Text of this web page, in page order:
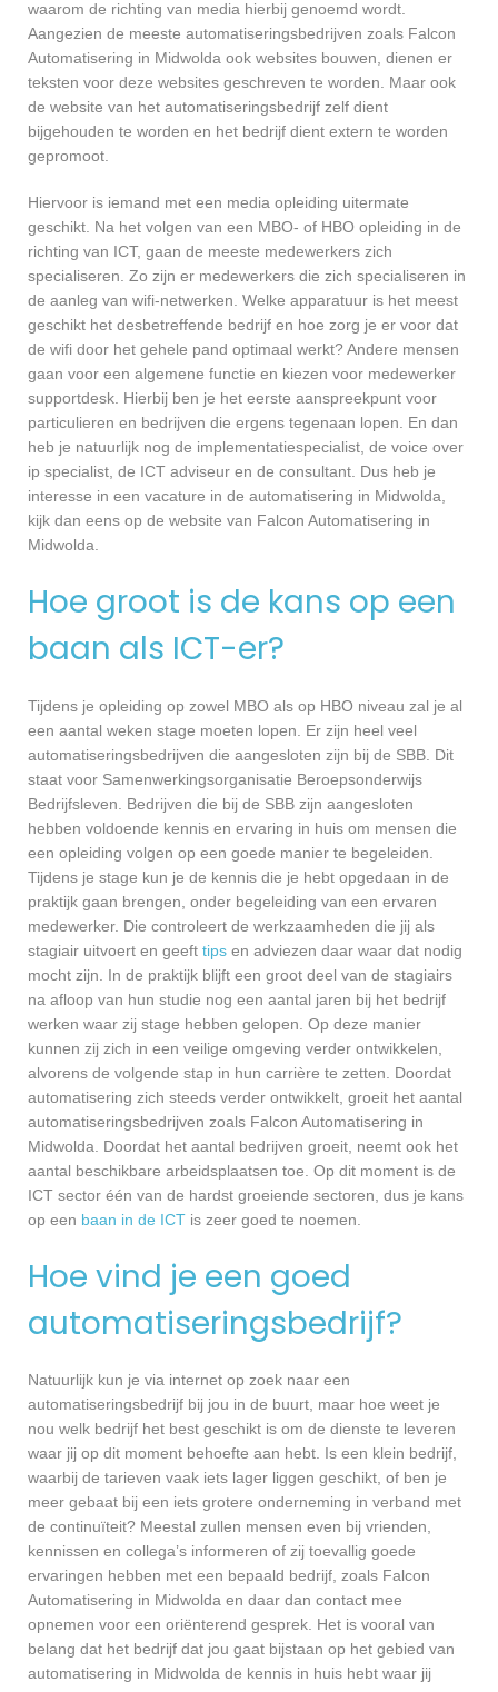
waarom de richting van media hierbij genoemd wordt.
Aangezien de meeste automatiseringsbedrijven zoals Falcon
Automatisering in Midwolda ook websites bouwen, dienen er
teksten voor deze websites geschreven te worden. Maar ook
de website van het automatiseringsbedrijf zelf dient
bijgehouden te worden en het bedrijf dient extern te worden
gepromoot.
Hiervoor is iemand met een media opleiding uitermate
geschikt. Na het volgen van een MBO- of HBO opleiding in de
richting van ICT, gaan de meeste medewerkers zich
specialiseren. Zo zijn er medewerkers die zich specialiseren in
de aanleg van wifi-netwerken. Welke apparatuur is het meest
geschikt het desbetreffende bedrijf en hoe zorg je er voor dat
de wifi door het gehele pand optimaal werkt? Andere mensen
gaan voor een algemene functie en kiezen voor medewerker
supportdesk. Hierbij ben je het eerste aanspreekpunt voor
particulieren en bedrijven die ergens tegenaan lopen. En dan
heb je natuurlijk nog de implementatiespecialist, de voice over
ip specialist, de ICT adviseur en de consultant. Dus heb je
interesse in een vacature in de automatisering in Midwolda,
kijk dan eens op de website van Falcon Automatisering in
Midwolda.
Hoe groot is de kans op een
baan als ICT-er?
Tijdens je opleiding op zowel MBO als op HBO niveau zal je al
een aantal weken stage moeten lopen. Er zijn heel veel
automatiseringsbedrijven die aangesloten zijn bij de SBB. Dit
staat voor Samenwerkingsorganisatie Beroepsonderwijs
Bedrijfsleven. Bedrijven die bij de SBB zijn aangesloten
hebben voldoende kennis en ervaring in huis om mensen die
een opleiding volgen op een goede manier te begeleiden.
Tijdens je stage kun je de kennis die je hebt opgedaan in de
praktijk gaan brengen, onder begeleiding van een ervaren
medewerker. Die controleert de werkzaamheden die jij als
stagiair uitvoert en geeft tips en adviezen daar waar dat nodig
mocht zijn. In de praktijk blijft een groot deel van de stagiairs
na afloop van hun studie nog een aantal jaren bij het bedrijf
werken waar zij stage hebben gelopen. Op deze manier
kunnen zij zich in een veilige omgeving verder ontwikkelen,
alvorens de volgende stap in hun carrière te zetten. Doordat
automatisering zich steeds verder ontwikkelt, groeit het aantal
automatiseringsbedrijven zoals Falcon Automatisering in
Midwolda. Doordat het aantal bedrijven groeit, neemt ook het
aantal beschikbare arbeidsplaatsen toe. Op dit moment is de
ICT sector één van de hardst groeiende sectoren, dus je kans
op een baan in de ICT is zeer goed te noemen.
Hoe vind je een goed
automatiseringsbedrijf?
Natuurlijk kun je via internet op zoek naar een
automatiseringsbedrijf bij jou in de buurt, maar hoe weet je
nou welk bedrijf het best geschikt is om de dienste te leveren
waar jij op dit moment behoefte aan hebt. Is een klein bedrijf,
waarbij de tarieven vaak iets lager liggen geschikt, of ben je
meer gebaat bij een iets grotere onderneming in verband met
de continuïteit? Meestal zullen mensen even bij vrienden,
kennissen en collega’s informeren of zij toevallig goede
ervaringen hebben met een bepaald bedrijf, zoals Falcon
Automatisering in Midwolda en daar dan contact mee
opnemen voor een oriënterend gesprek. Het is vooral van
belang dat het bedrijf dat jou gaat bijstaan op het gebied van
automatisering in Midwolda de kennis in huis hebt waar jij